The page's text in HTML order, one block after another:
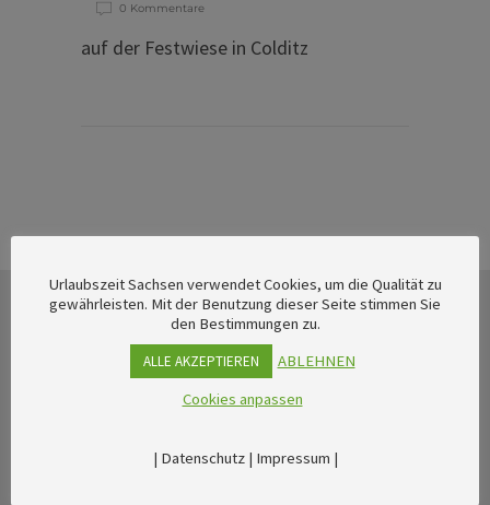
0 Kommentare
auf der Festwiese in Colditz
Urlaubszeit Sachsen verwendet Cookies, um die Qualität zu
gewährleisten. Mit der Benutzung dieser Seite stimmen Sie
den Bestimmungen zu.
ALLE AKZEPTIEREN
ABLEHNEN
Cookies anpassen
| Datenschutz| Impressum |